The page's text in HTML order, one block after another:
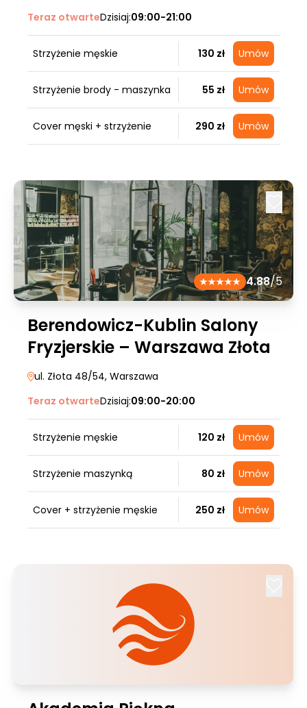
Teraz otwarteDzisiaj:09:00-21:00
Strzyżenie męskie 130 zł Umów
Strzyżenie brody - maszynka 55 zł Umów
Cover męski + strzyżenie 290 zł Umów
4.88/5
Berendowicz-Kublin Salony
Fryzjerskie – Warszawa Złota
ul. Złota 48/54, Warszawa
Teraz otwarteDzisiaj:09:00-20:00
Strzyżenie męskie 120 zł Umów
Strzyżenie maszynką 80 zł Umów
Cover + strzyżenie męskie 250 zł Umów